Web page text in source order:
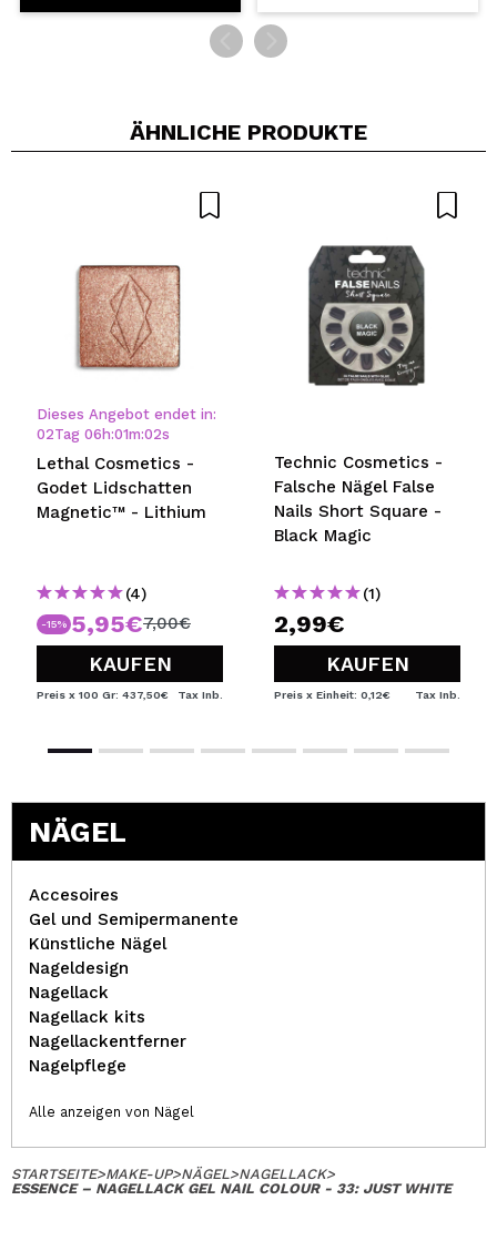
ÄHNLICHE PRODUKTE
Dieses Angebot endet in:
02Tag 06h:01m:02s
Lethal Cosmetics -
Godet Lidschatten
Magnetic™ - Lithium
(4)
-15% 5,95€7,00€
KAUFEN
Preis x 100 Gr: 437,50€ Tax Inb.
Technic Cosmetics -
Falsche Nägel False
Nails Short Square -
Black Magic
(1)
2,99€
KAUFEN
Preis x Einheit: 0,12€ Tax Inb.
NÄGEL
Accesoires
Gel und Semipermanente
Künstliche Nägel
Nageldesign
Nagellack
Nagellack kits
Nagellackentferner
Nagelpflege
Alle anzeigen von Nägel
STARTSEITE>MAKE-UP>NÄGEL>NAGELLACK>
ESSENCE – NAGELLACK GEL NAIL COLOUR - 33: JUST WHITE